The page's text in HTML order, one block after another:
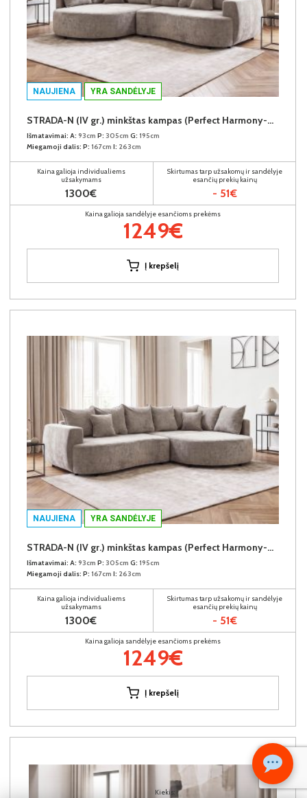
Kiekis:
NAUJIENA YRA SANDĖLYJE
STRADA-N (IV gr.) minkštas kampas (Perfect Harmony-04) K
Išmatavimai: A: 93cm P: 305cm G: 195cm
Miegamoji dalis: P: 167cm I: 263cm
Kaina galioja individualiems
užsakymams
1300€
Skirtumas tarp užsakomų ir sandėlyje
esančių prekių kainų
- 51€
Kaina galioja sandėlyje esančioms prekėms
1249€
Į krepšelį
NAUJIENA YRA SANDĖLYJE
STRADA-N (IV gr.) minkštas kampas (Perfect Harmony-04) D
Išmatavimai: A: 93cm P: 305cm G: 195cm
Miegamoji dalis: P: 167cm I: 263cm
Kaina galioja individualiems
užsakymams
1300€
Skirtumas tarp užsakomų ir sandėlyje
esančių prekių kainų
- 51€
Kaina galioja sandėlyje esančioms prekėms
1249€
Į krepšelį